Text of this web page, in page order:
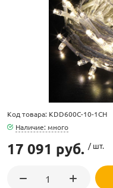
Код товара: KDD600C-10-1CH
Наличие: много
17 091 руб. / шт.